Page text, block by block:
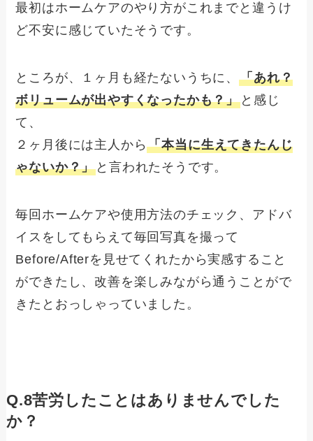
最初はホームケアのやり方がこれまでと違うけ
ど不安に感じていたそうです。
ところが、１ヶ月も経たないうちに、「あれ？
ボリュームが出やすくなったかも？」 と感じ
て、
２ヶ月後には主人から「本当に生えてきたんじ
ゃないか？」 と言われたそうです。
毎回ホームケアや使用方法のチェック、アドバ
イスをしてもらえて毎回写真を撮って
Before/Afterを見せてくれたから実感すること
ができたし、改善を楽しみながら通うことがで
きたとおっしゃっていました。
Q.8苦労したことはありませんでした
か？